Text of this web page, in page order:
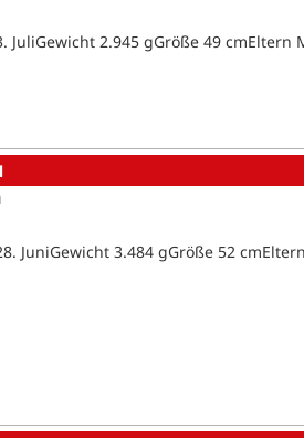
JuliGewicht 2.945 gGröße 49
JuniGewicht 3.484 gGröße 52